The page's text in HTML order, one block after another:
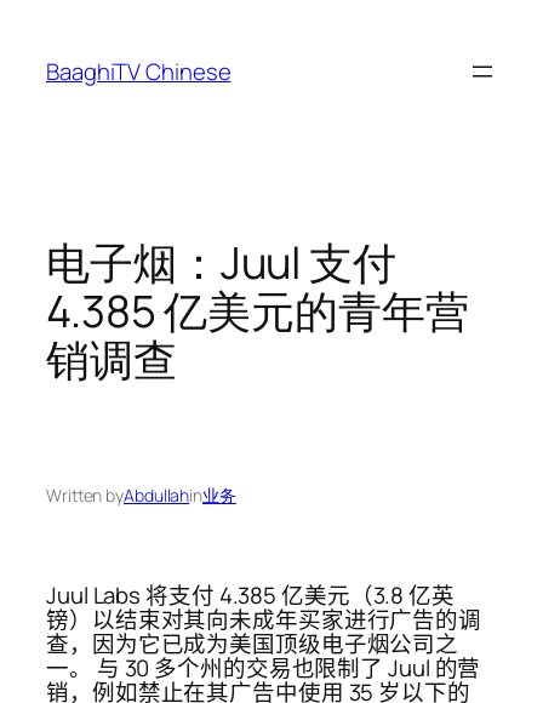
content
BaaghiTV Chinese
电子烟：Juul 支付
4.385 亿美元的青年营
销调查
Written byAbdullahin业务
Juul Labs 将支付 4.385 亿美元（3.8 亿英
镑）以结束对其向未成年买家进行广告的调
查，因为它已成为美国顶级电子烟公司之
一。 与 30 多个州的交易也限制了 Juul 的营
销，例如禁止在其广告中使用 35 岁以下的